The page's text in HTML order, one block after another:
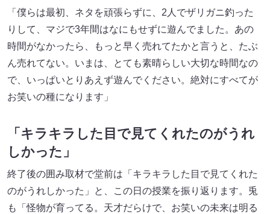
「僕らは最初、ネタを頑張らずに、2人でザリガニ釣った
りして、マジで3年間はなにもせずに遊んでました。あの
時間がなかったら、もっと早く売れてたかと言うと、たぶ
ん売れてない。いまは、とても素晴らしい大切な時間なの
で、いっぱいとりあえず遊んでください。絶対にすべてが
お笑いの種になります」
「キラキラした目で見てくれたのがうれ
しかった」
終了後の囲み取材で堂前は「キラキラした目で見てくれた
のがうれしかった」と、この日の授業を振り返ります。兎
も「怪物が育ってる。天才だらけで、お笑いの未来は明る